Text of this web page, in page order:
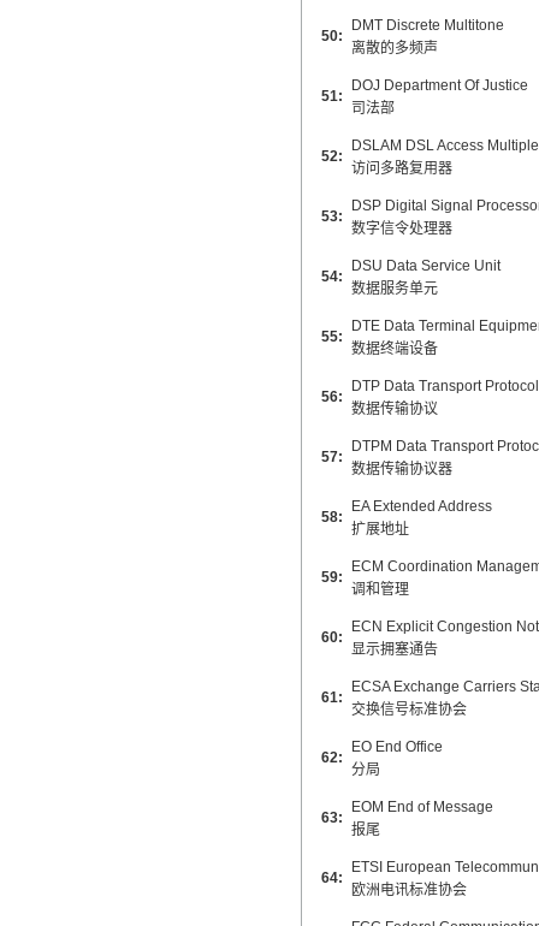
50:
DMT Discrete Multitone
离散的多频声
51:
DOJ Department Of Justice
司法部
52:
DSLAM DSL Access
访问多路复用器
53:
DSP Digital Signal
数字信令处理器
54:
DSU Data Service Unit
数据服务单元
55:
DTE Data Terminal
数据终端设备
56:
DTP Data Transport Protocol
数据传输协议
57:
DTPM Data Transport
数据传输协议器
58:
EA Extended Address
扩展地址
59:
ECM Coordination
调和管理
60:
ECN Explicit Congestion
显示拥塞通告
61:
ECSA Exchange Carriers
交换信号标准协会
62:
EO End Office
分局
63:
EOM End of Message
报尾
64:
ETSI European
欧洲电讯标准协会